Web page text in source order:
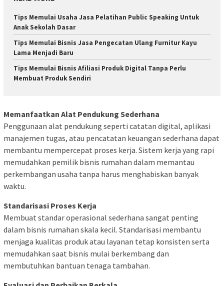
Tips Memulai Usaha Jasa Pelatihan Public Speaking Untuk
Anak Sekolah Dasar
Tips Memulai Bisnis Jasa Pengecatan Ulang Furnitur Kayu
Lama Menjadi Baru
Tips Memulai Bisnis Afiliasi Produk Digital Tanpa Perlu
Membuat Produk Sendiri
Memanfaatkan Alat Pendukung Sederhana
Penggunaan alat pendukung seperti catatan digital, aplikasi
manajemen tugas, atau pencatatan keuangan sederhana dapat
membantu mempercepat proses kerja. Sistem kerja yang rapi
memudahkan pemilik bisnis rumahan dalam memantau
perkembangan usaha tanpa harus menghabiskan banyak
waktu.
Standarisasi Proses Kerja
Membuat standar operasional sederhana sangat penting
dalam bisnis rumahan skala kecil. Standarisasi membantu
menjaga kualitas produk atau layanan tetap konsisten serta
memudahkan saat bisnis mulai berkembang dan
membutuhkan bantuan tenaga tambahan.